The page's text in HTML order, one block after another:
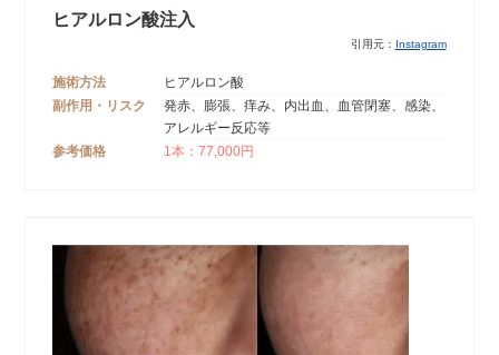
ヒアルロン酸注入
引用元： Instagram
施術方法
ヒアルロン酸
副作用・リスク
発赤、膨張、痒み、内出血、血管閉塞、感染、
アレルギー反応等
参考価格
1本：77,000円